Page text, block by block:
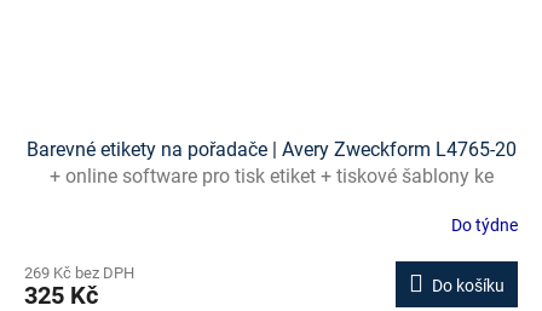
Barevné etikety na pořadače | Avery Zweckform L4765-20
+ online software pro tisk etiket + tiskové šablony ke
Do týdne
269 Kč bez DPH
325 Kč Do košíku